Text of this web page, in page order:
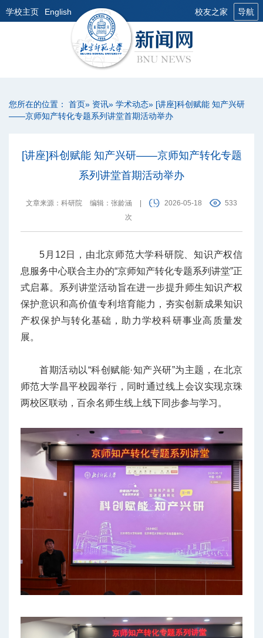
学校主页 English 校友之家 导航
您所在的位置： 首页» 资讯» 学术动态» [讲座]科创赋能 知产兴研
——京师知产转化专题系列讲堂首期活动举办
[讲座]科创赋能 知产兴研——京师知产转化专题
系列讲堂首期活动举办
文章来源：科研院 编辑：张龄涵 2026-05-18
533
次
5月12日，由北京师范大学科研院、知识产权信
息服务中心联合主办的“京师知产转化专题系列讲堂”正
式启幕。系列讲堂活动旨在进一步提升师生知识产权
保护意识和高价值专利培育能力，夯实创新成果知识
产权保护与转化基础，助力学校科研事业高质量发
展。
首期活动以“科创赋能·知产兴研”为主题，在北京
师范大学昌平校园举行，同时通过线上会议实现京珠
两校区联动，百余名师生线上线下同步参与学习。